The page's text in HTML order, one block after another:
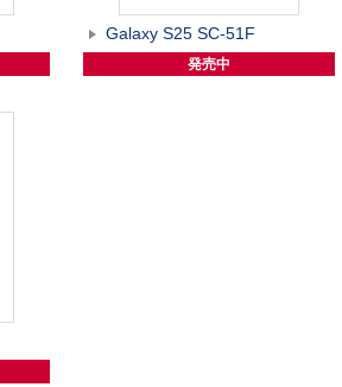
Galaxy S25 SC-51F
発売中